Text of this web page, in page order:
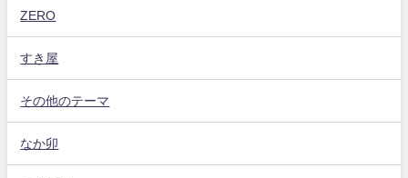
ZERO
すき屋
その他のテーマ
なか卯